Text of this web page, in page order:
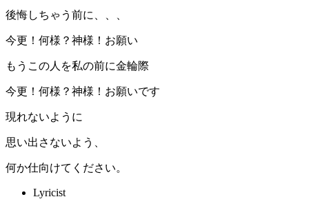
後悔しちゃう前に、、、
今更！何様？神様！お願い
もうこの人を私の前に金輪際
今更！何様？神様！お願いです
現れないように
思い出さないよう、
何か仕向けてください。
Lyricist